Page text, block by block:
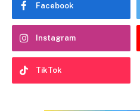
Facebook
Instagram
TikTok